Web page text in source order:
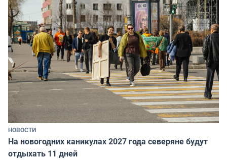
НОВОСТИ
На новогодних каникулах 2027 года северяне будут
отдыхать 11 дней